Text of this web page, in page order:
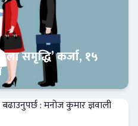
समृद्धि’ कर्जा, १५